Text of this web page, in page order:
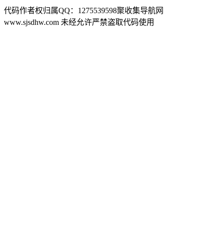
代码作者权归属QQ：1275539598聚收集导航网
www.sjsdhw.com 未经允许严禁盗取代码使用